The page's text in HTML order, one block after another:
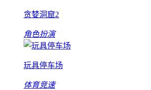
贪婪洞窟2
角色扮演
玩具停车场
体育竞速